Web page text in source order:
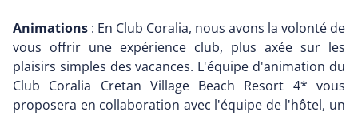
Animations : En Club Coralia, nous avons la volonté de
vous offrir une expérience club, plus axée sur les
plaisirs simples des vacances. L'équipe d'animation du
Club Coralia Cretan Village Beach Resort 4* vous
proposera en collaboration avec l'équipe de l'hôtel, un